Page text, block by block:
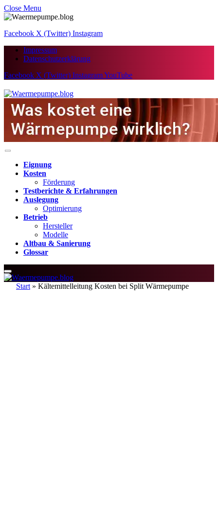
Close Menu
Facebook X (Twitter) Instagram
Impressum
Datenschutzerklärung
Facebook X (Twitter) InstagramYouTube
Eignung
Kosten
Förderung
Testberichte & Erfahrungen
Auslegung
Optimierung
Betrieb
Hersteller
Modelle
Altbau & Sanierung
Glossar
Start » Kältemittelleitung Kosten bei Split Wärmepumpe